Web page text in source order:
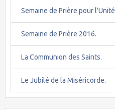
Semaine de Prière pour l'Unité
Semaine de Prière 2016.
La Communion des Saints.
Le Jubilé de la Miséricorde.